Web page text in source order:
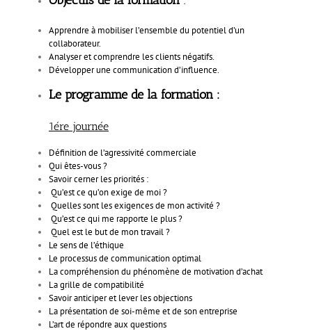
Apprendre à mobiliser l’ensemble du potentiel d’un
collaborateur.
Analyser et comprendre les clients négatifs.
Développer une communication d’influence.
Le programme de la formation :
1ére journée
Définition de l’agressivité commerciale
Qui êtes-vous ?
Savoir cerner les priorités :
Qu’est ce qu’on exige de moi ?
Quelles sont les exigences de mon activité ?
Qu’est ce qui me rapporte le plus ?
Quel est le but de mon travail ?
Le sens de l’éthique
Le processus de communication optimal
La compréhension du phénomène de motivation d’achat
La grille de compatibilité
Savoir anticiper et lever les objections
La présentation de soi-même et de son entreprise
L’art de répondre aux questions